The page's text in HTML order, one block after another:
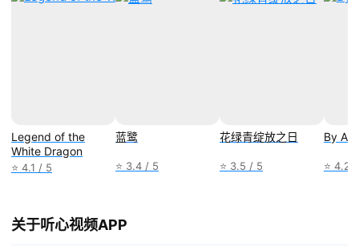
Legend of the
White Dragon
⭐ 4.1 / 5
蓝鹭
⭐ 3.4 / 5
花绿青绽放之日
⭐ 3.5 / 5
By
⭐ 4.2
关于听心视频APP